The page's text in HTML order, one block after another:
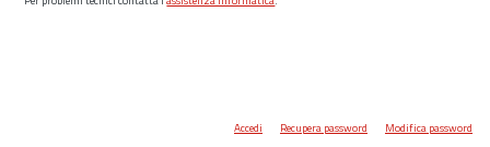
Accedi Recupera password Modifica password